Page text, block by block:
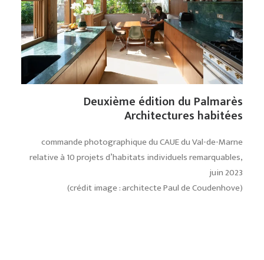
Deuxième édition du Palmarès
Architectures habitées
commande photographique du CAUE du Val-de-Marne
relative à 10 projets d’habitats individuels remarquables,
juin 2023
(crédit image : architecte Paul de Coudenhove)